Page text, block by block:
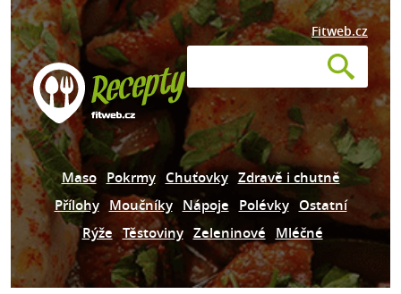
Fitweb.cz
Maso Pokrmy Chuťovky Zdravě i chutně
Přílohy Moučníky Nápoje Polévky Ostatní
Rýže Těstoviny Zeleninové Mléčné